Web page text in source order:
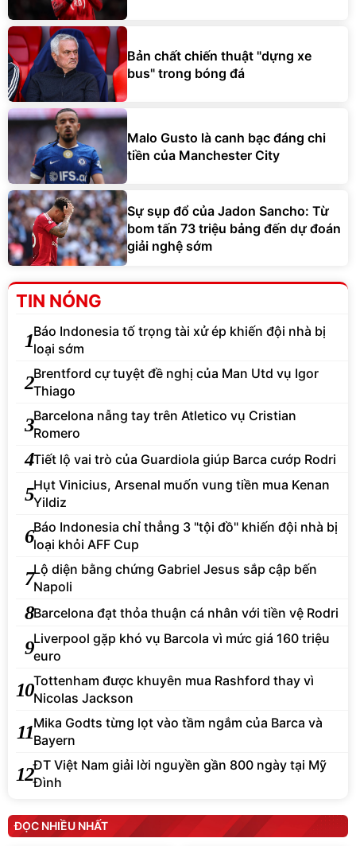
Bản chất chiến thuật "dựng xe
bus" trong bóng đá
Malo Gusto là canh bạc đáng chi
tiền của Manchester City
Sự sụp đổ của Jadon Sancho: Từ
bom tấn 73 triệu bảng đến dự đoán
giải nghệ sớm
TIN NÓNG
1Báo Indonesia tố trọng tài xử ép khiến đội nhà bị
loại sớm
2Brentford cự tuyệt đề nghị của Man Utd vụ Igor
Thiago
3Barcelona nẫng tay trên Atletico vụ Cristian
Romero
4Tiết lộ vai trò của Guardiola giúp Barca cướp Rodri
5Hụt Vinicius, Arsenal muốn vung tiền mua Kenan
Yildiz
6Báo Indonesia chỉ thẳng 3 "tội đồ" khiến đội nhà bị
loại khỏi AFF Cup
7Lộ diện bằng chứng Gabriel Jesus sắp cập bến
Napoli
8Barcelona đạt thỏa thuận cá nhân với tiền vệ Rodri
9Liverpool gặp khó vụ Barcola vì mức giá 160 triệu
euro
10Tottenham được khuyên mua Rashford thay vì
Nicolas Jackson
11Mika Godts từng lọt vào tầm ngắm của Barca và
Bayern
12ĐT Việt Nam giải lời nguyền gần 800 ngày tại Mỹ
Đình
ĐỌC NHIỀU NHẤT